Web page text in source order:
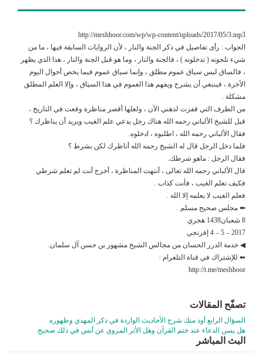
http://meshhoor.com/wp/wp-content/uploads/2017/05/3.mp3
الجواب : رأى تفاصيل في ذكر الجنة والنار ، لأن الروايات السابقة فيها ، ما من
شيء تلجونه ( تدخلونه ) ، فالجنة والنار ، وما هو قبل الجنة والنار ، هذا الذي يظهر
، فالساق ليس سياق عموم مطلق ، وإنما سياق عموم فيما يخص أحوال اليوم
الأخرة ، فينبغي أن يشرح ويفهم هذا العموم في هذا السياق ، وإلا العلم المطلق
مشكلة .
من الطرف التي قفزت لذهني الآن ، ولعلها أقصر مناظرة وقعت في التاريخ ،
قيل للشيخ الألباني رحمه الله هناك رجل يدعي علم الغيب ويريد أن يناظرك ؟
فقال الألباني رحمه الله ، اطلبوه ، ادخلوه.
فلما دخل الرجل قال له الشيخ رحمه الله أناظرك لكن بشرط ؟
فقال الرجل : ماهو شرطك.
قال الألباني رحمه الله تعالى ، أنتهت المناظرة ، أخرج أنت لم تعلم شرطي
فكيف تعلم الغيب ، فأنت كذاب .
فعلم الغيب لا يعلمه إلا الله .
⬅ مجلس صحيح مسلم .
8 شعبان1438 هجري
2017 – 5 – 4 إفرنجي
◀ خدمة الدرر الحسان من مجالس الشيخ مشهور بن حسن آل سلمان.
⬅ للإشتراك في قناة التلغرام :
http://t.me/meshhoor
تصفّح المقالات
السؤال الرابع أود منك شرح الأحاديث الواردة في ذكر المهدي وظهوره
هل يسن الدعاء عند ختم القرآن وهل الأثر المروي عن أنس في ذلك صحيح
البث المباشر